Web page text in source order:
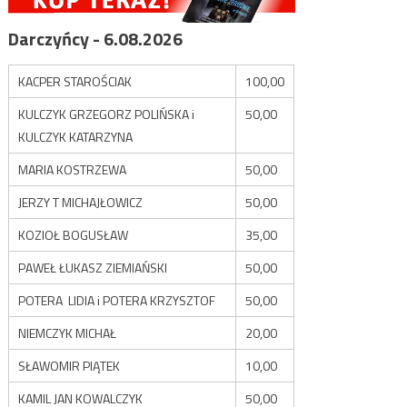
Darczyńcy - 6.08.2026
KACPER STAROŚCIAK
100,00
KULCZYK GRZEGORZ POLIŃSKA i
KULCZYK KATARZYNA
50,00
MARIA KOSTRZEWA
50,00
JERZY T MICHAJŁOWICZ
50,00
KOZIOŁ BOGUSŁAW
35,00
PAWEŁ ŁUKASZ ZIEMIAŃSKI
50,00
POTERA LIDIA i POTERA KRZYSZTOF
50,00
NIEMCZYK MICHAŁ
20,00
SŁAWOMIR PIĄTEK
10,00
KAMIL JAN KOWALCZYK
50,00